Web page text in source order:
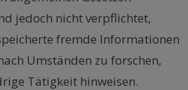
jedoch nicht verpflichtet,
fremde Informationen
Umständen zu forschen,
Tätigkeit hinweisen.